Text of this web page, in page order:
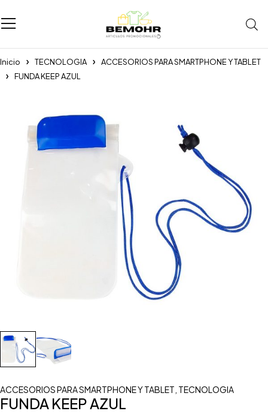
Inicio TECNOLOGIA
ACCESORIOS PARA SMARTPHONE Y TABLET
FUNDA KEEP AZUL
ACCESORIOS PARA SMARTPHONE Y TABLET TECNOLOGIA
FUNDA KEEP AZUL